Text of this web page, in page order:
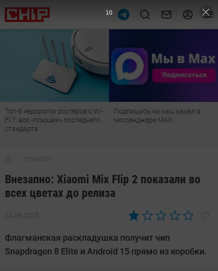
Wi-
Подпишись на наш канал в
мессенджере МАХ
Рейтинг телевизоров
лучшие модели для
Новости
Внезапно: Xiaomi Mix Flip 2 показали во
всех цветах до релиза
24.06.2025
Автор:
Довлатова
Флагманская раскладушка получит чип
Snapdragon 8 Elite и Android 15 прямо из коробки.
9